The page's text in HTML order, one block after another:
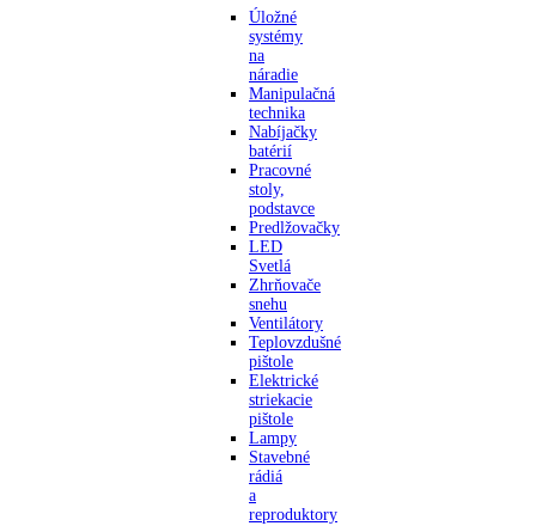
Úložné
systémy
na
náradie
Manipulačná
technika
Nabíjačky
batérií
Pracovné
stoly,
podstavce
Predlžovačky
LED
Svetlá
Zhrňovače
snehu
Ventilátory
Teplovzdušné
pištole
Elektrické
striekacie
pištole
Lampy
Stavebné
rádiá
a
reproduktory